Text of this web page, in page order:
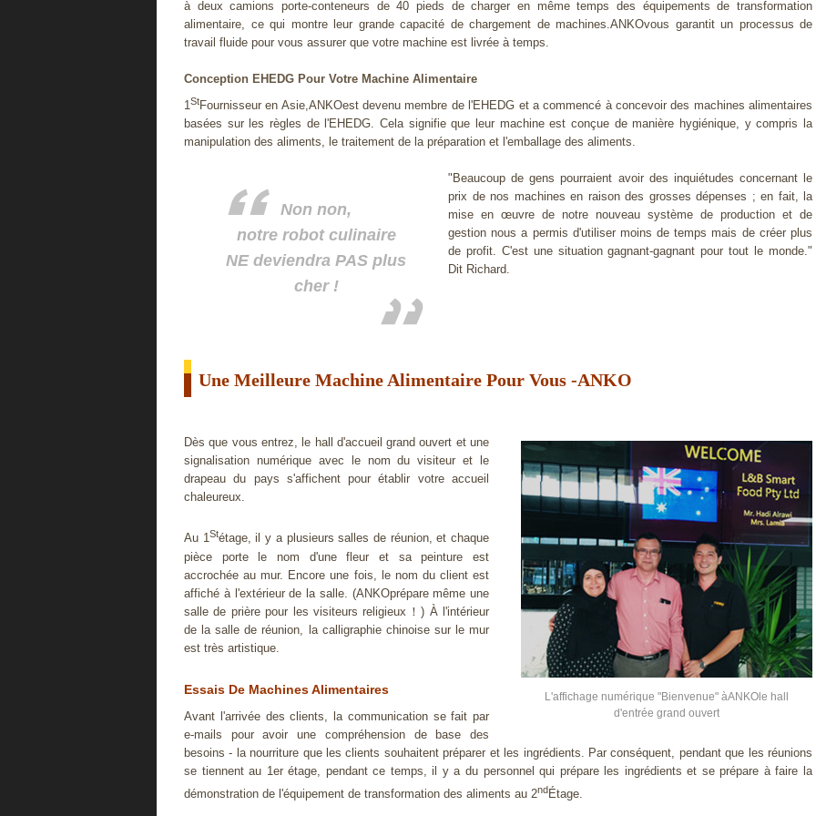
à deux camions porte-conteneurs de 40 pieds de charger en même temps des équipements de transformation
alimentaire, ce qui montre leur grande capacité de chargement de machines.ANKOvous garantit un processus de
travail fluide pour vous assurer que votre machine est livrée à temps.
Conception EHEDG Pour Votre Machine Alimentaire
1StFournisseur en Asie,ANKOest devenu membre de l'EHEDG et a commencé à concevoir des machines alimentaires
basées sur les règles de l'EHEDG. Cela signifie que leur machine est conçue de manière hygiénique, y compris la
manipulation des aliments, le traitement de la préparation et l'emballage des aliments.
Non non,
notre robot culinaire
NE deviendra PAS plus
cher !
"Beaucoup de gens pourraient avoir des inquiétudes concernant le
prix de nos machines en raison des grosses dépenses ; en fait, la
mise en œuvre de notre nouveau système de production et de
gestion nous a permis d'utiliser moins de temps mais de créer plus
de profit. C'est une situation gagnant-gagnant pour tout le monde."
Dit Richard.
Une Meilleure Machine Alimentaire Pour Vous -ANKO
L'affichage numérique "Bienvenue" àANKOle hall
d'entrée grand ouvert
Dès que vous entrez, le hall d'accueil grand ouvert et une
signalisation numérique avec le nom du visiteur et le
drapeau du pays s'affichent pour établir votre accueil
chaleureux.
Au 1Stétage, il y a plusieurs salles de réunion, et chaque
pièce porte le nom d'une fleur et sa peinture est
accrochée au mur. Encore une fois, le nom du client est
affiché à l'extérieur de la salle. (ANKOprépare même une
salle de prière pour les visiteurs religieux！) À l'intérieur
de la salle de réunion, la calligraphie chinoise sur le mur
est très artistique.
Essais De Machines Alimentaires
Avant l'arrivée des clients, la communication se fait par
e-mails pour avoir une compréhension de base des
besoins - la nourriture que les clients souhaitent préparer et les ingrédients. Par conséquent, pendant que les réunions
se tiennent au 1er étage, pendant ce temps, il y a du personnel qui prépare les ingrédients et se prépare à faire la
démonstration de l'équipement de transformation des aliments au 2ndÉtage.